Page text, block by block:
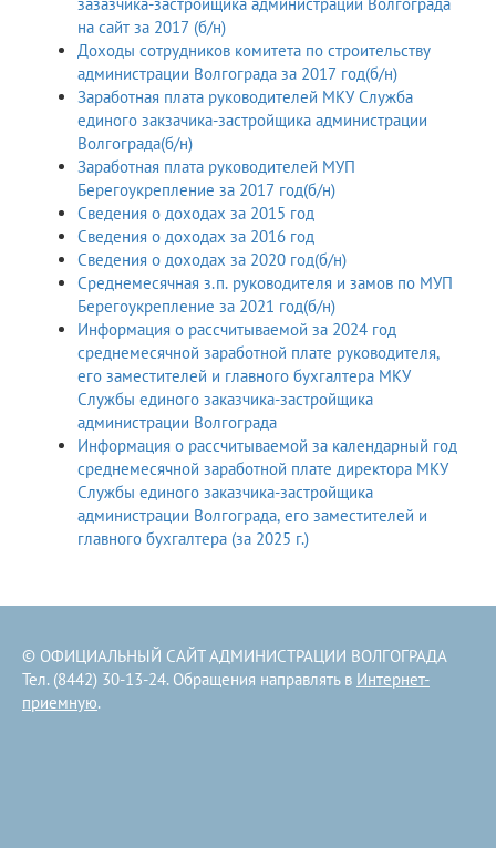
на сайт за 2017 (б/н)
Доходы сотрудников комитета по строительству
администрации Волгограда за 2017 год(б/н)
Заработная плата руководителей МКУ Служба
единого закзачика-застройщика администрации
Волгограда(б/н)
Заработная плата руководителей МУП
Берегоукрепление за 2017 год(б/н)
Сведения о доходах за 2015 год
Сведения о доходах за 2016 год
Сведения о доходах за 2020 год(б/н)
Среднемесячная з.п. руководителя и замов по МУП
Берегоукрепление за 2021 год(б/н)
Информация о рассчитываемой за 2024 год
среднемесячной заработной плате руководителя,
его заместителей и главного бухгалтера МКУ
Службы единого заказчика-застройщика
администрации Волгограда
Информация о рассчитываемой за календарный год
среднемесячной заработной плате директора МКУ
Службы единого заказчика-застройщика
администрации Волгограда, его заместителей и
главного бухгалтера (за 2025 г.)
© ОФИЦИАЛЬНЫЙ САЙТ АДМИНИСТРАЦИИ ВОЛГОГРАДА
Тел. (8442) 30-13-24. Обращения направлять в Интернет-
приемную.